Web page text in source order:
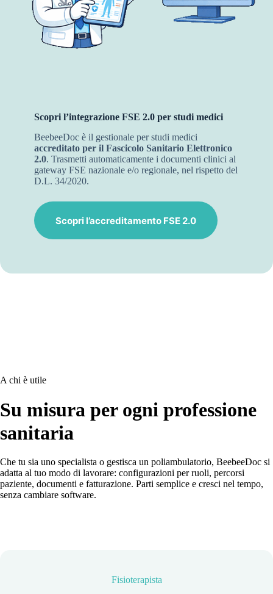
Scopri l’integrazione FSE 2.0 per studi medici
BeebeeDoc è il gestionale per studi medici
accreditato per il Fascicolo Sanitario Elettronico
2.0. Trasmetti automaticamente i documenti clinici al
gateway FSE nazionale e/o regionale, nel rispetto del
D.L. 34/2020.
Scopri l’accreditamento FSE 2.0
A chi è utile
Su misura per ogni professione
sanitaria
Che tu sia uno specialista o gestisca un poliambulatorio, BeebeeDoc si
adatta al tuo modo di lavorare: configurazioni per ruoli, percorsi
paziente, documenti e fatturazione. Parti semplice e cresci nel tempo,
senza cambiare software.
Fisioterapista